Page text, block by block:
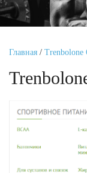
Главная / Trenbolone